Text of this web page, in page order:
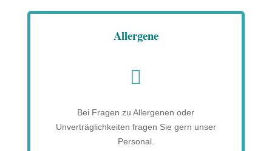
Allergene

Bei Fragen zu Allergenen oder
Unverträglichkeiten fragen Sie gern unser
Personal.